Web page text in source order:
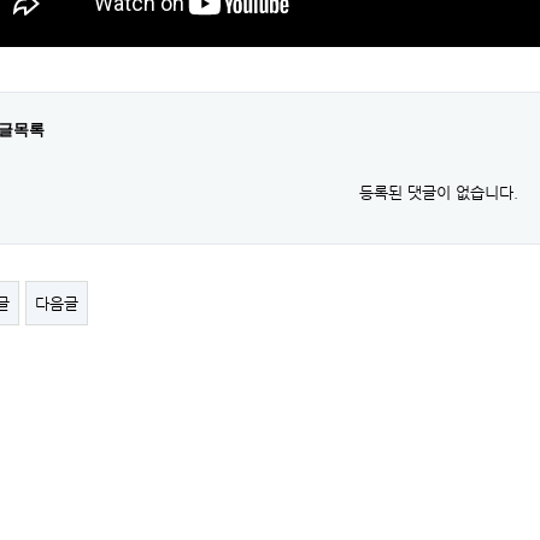
목록
등록된 댓글이 없습니다.
다음글